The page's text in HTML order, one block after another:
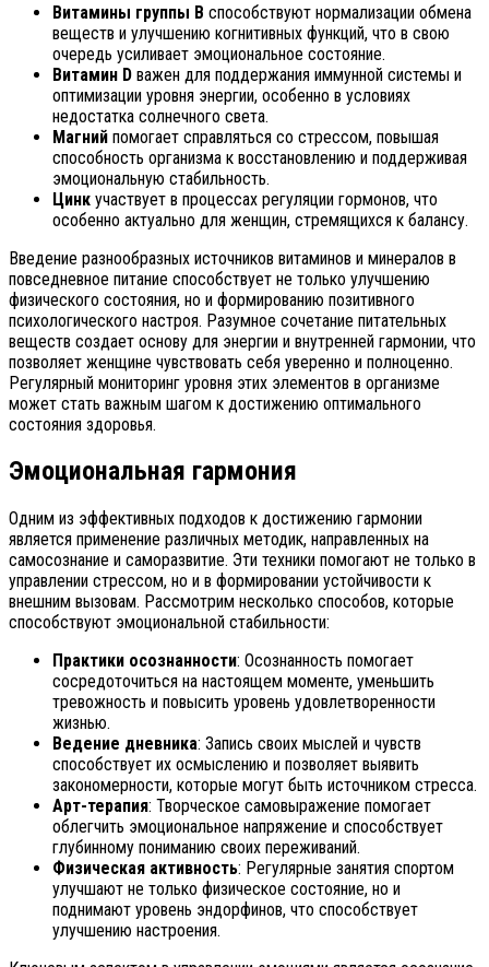
Витамины группы B способствуют нормализации обмена
веществ и улучшению когнитивных функций, что в свою
очередь усиливает эмоциональное состояние.
Витамин D важен для поддержания иммунной системы и
оптимизации уровня энергии, особенно в условиях
недостатка солнечного света.
Магний помогает справляться со стрессом, повышая
способность организма к восстановлению и поддерживая
эмоциональную стабильность.
Цинк участвует в процессах регуляции гормонов, что
особенно актуально для женщин, стремящихся к балансу.
Введение разнообразных источников витаминов и минералов в
повседневное питание способствует не только улучшению
физического состояния, но и формированию позитивного
психологического настроя. Разумное сочетание питательных
веществ создает основу для энергии и внутренней гармонии, что
позволяет женщине чувствовать себя уверенно и полноценно.
Регулярный мониторинг уровня этих элементов в организме
может стать важным шагом к достижению оптимального
состояния здоровья.
Эмоциональная гармония
Одним из эффективных подходов к достижению гармонии
является применение различных методик, направленных на
самосознание и саморазвитие. Эти техники помогают не только в
управлении стрессом, но и в формировании устойчивости к
внешним вызовам. Рассмотрим несколько способов, которые
способствуют эмоциональной стабильности:
Практики осознанности: Осознанность помогает
сосредоточиться на настоящем моменте, уменьшить
тревожность и повысить уровень удовлетворенности
жизнью.
Ведение дневника: Запись своих мыслей и чувств
способствует их осмыслению и позволяет выявить
закономерности, которые могут быть источником стресса.
Арт-терапия: Творческое самовыражение помогает
облегчить эмоциональное напряжение и способствует
глубинному пониманию своих переживаний.
Физическая активность: Регулярные занятия спортом
улучшают не только физическое состояние, но и
поднимают уровень эндорфинов, что способствует
улучшению настроения.